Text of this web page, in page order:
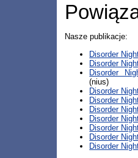
Nasze publikacje:
Disorder
Disorder
Disorder
(nius)
Disorder
Disorder
Disorder
Disorder
Disorder
Disorder
Disorder